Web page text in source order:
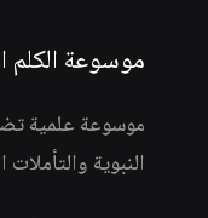
موسوعة الكلم
موسوعة علمية
النبوية